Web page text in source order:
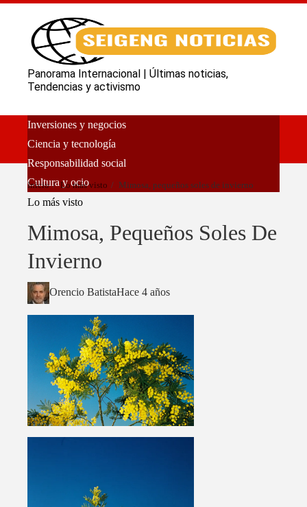
Panorama Internacional | Últimas noticias,
Tendencias y activismo
Inversiones y negocios
Ciencia y tecnología
Responsabilidad social
Cultura y ocio
Inicio Lo más visto Mimosa, pequeños soles de invierno
Lo más visto
Mimosa, Pequeños Soles De
Invierno
Orencio BatistaHace 4 años